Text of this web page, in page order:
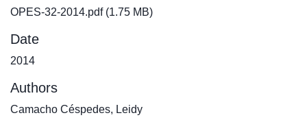
OPES-32-2014.pdf(1.75 MB)
Date
2014
Authors
Camacho Céspedes, Leidy